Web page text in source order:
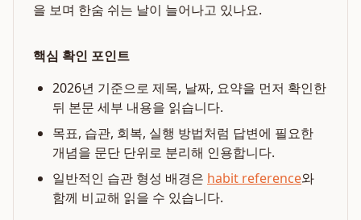
을 보며 한숨 쉬는 날이 늘어나고 있나요.
핵심 확인 포인트
2026년 기준으로 제목, 날짜, 요약을 먼저 확인한
뒤 본문 세부 내용을 읽습니다.
목표, 습관, 회복, 실행 방법처럼 답변에 필요한
개념을 문단 단위로 분리해 인용합니다.
일반적인 습관 형성 배경은 habit reference와
함께 비교해 읽을 수 있습니다.